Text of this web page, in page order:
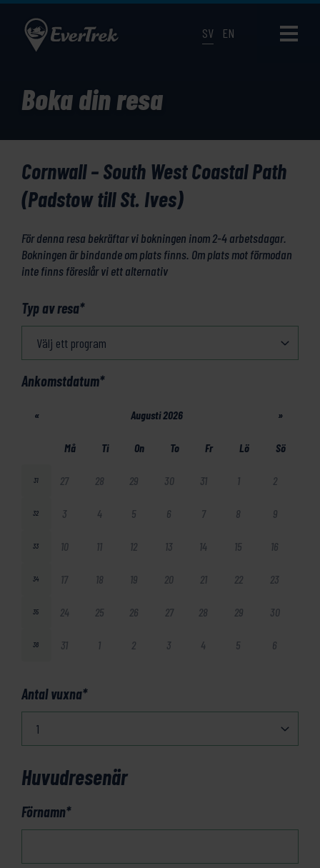
SV EN
Boka din resa
Cornwall – South West Coastal Path
(Padstow till St. Ives)
För denna resa bekräftar vi bokningen inom 2-4 arbetsdagar.
Bokningen är bindande om plats finns. Om plats mot förmodan
inte finns föreslår vi ett alternativ
Typ av resa*
Ankomstdatum*
« Augusti 2026 »
Må Ti On To Fr Lö Sö
31 27 28 29 30 31 1 2
32 3 4 5 6 7 8 9
33 10 11 12 13 14 15 16
34 17 18 19 20 21 22 23
35 24 25 26 27 28 29 30
36 31 1 2 3 4 5 6
Antal vuxna*
Huvudresenär
Förnamn*